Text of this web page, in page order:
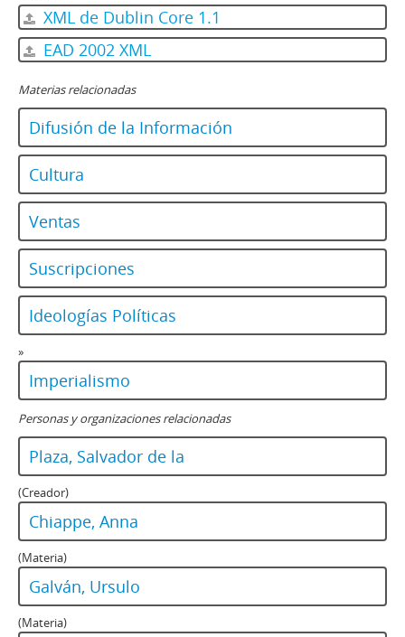
XML de Dublin Core 1.1
EAD 2002 XML
Materias relacionadas
Difusión de la Información
Cultura
Ventas
Suscripciones
Ideologías Políticas
»
Imperialismo
Personas y organizaciones relacionadas
Plaza, Salvador de la
(Creador)
Chiappe, Anna
(Materia)
Galván, Ursulo
(Materia)